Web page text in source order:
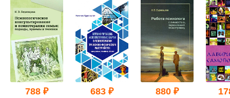
788 ₽ 683 ₽ 880 ₽